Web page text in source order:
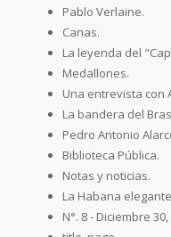
Pablo Verlaine.
Canas.
La leyenda del
Medallones.
Una entrevista con
La bandera del
Pedro Antonio
Biblioteca Pública.
Notas y noticias.
La Habana elegante
N°. 8 - Diciembre 30,